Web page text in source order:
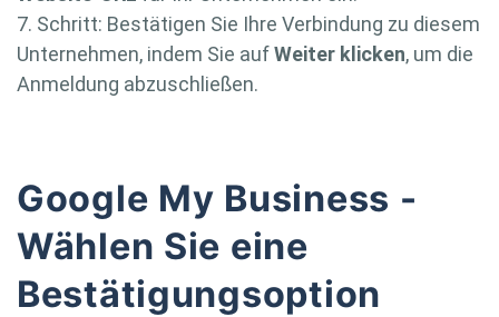
7. Schritt: Bestätigen Sie Ihre Verbindung zu diesem
Unternehmen, indem Sie aufWeiter klicken, um die
Anmeldung abzuschließen.
Google My Business -
Wählen Sie eine
Bestätigungsoption